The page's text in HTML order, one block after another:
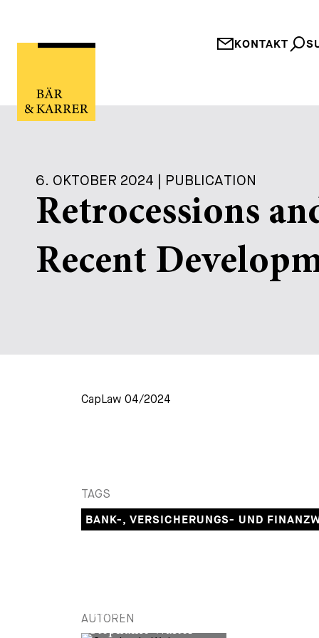
KONTAKT
6. OKTOBER 2024 | PUBLICATION
Retrocessions
Recent
CapLaw 04/2024
TAGS
BANK-, VERSICHERUNGS- UND
AUTOREN
PARTNER
Stephanie Walter